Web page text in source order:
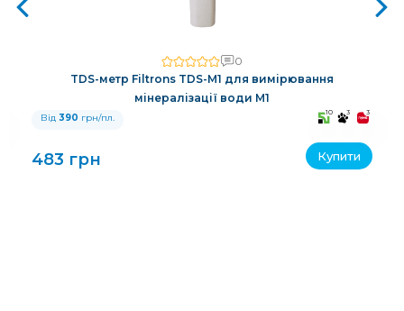
0
TDS-метр Filtrons TDS-M1 для вимірювання
мінералізації води M1
Від 390 грн/пл. 10 3 3
483 грн Купити